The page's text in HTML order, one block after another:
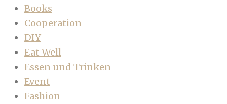
Books
Cooperation
DIY
Eat Well
Essen und Trinken
Event
Fashion